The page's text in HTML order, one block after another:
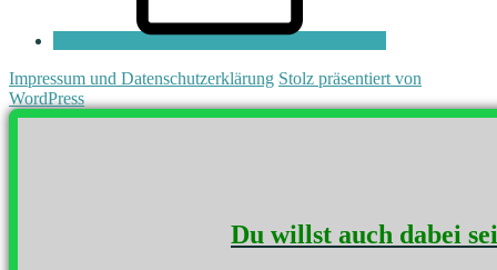
Impressum und Datenschutzerklärung Stolz präsentiert von
WordPress
Du willst auch dabei